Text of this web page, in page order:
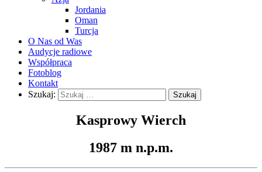
Jordania
Oman
Turcja
O Nas od Was
Audycje radiowe
Współpraca
Fotoblog
Kontakt
Szukaj:
Kasprowy Wierch
1987 m n.p.m.